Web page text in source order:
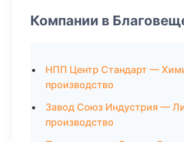
Компании в
НПП Центр Стандарт —
производство
Завод Союз Индустрия —
производство